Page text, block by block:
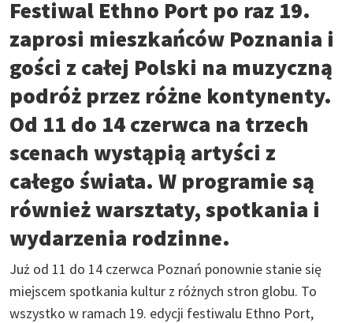
Festiwal Ethno Port po raz 19.
zaprosi mieszkańców Poznania i
gości z całej Polski na muzyczną
podróż przez różne kontynenty.
Od 11 do 14 czerwca na trzech
scenach wystąpią artyści z
całego świata. W programie są
również warsztaty, spotkania i
wydarzenia rodzinne.
Już od 11 do 14 czerwca Poznań ponownie stanie się
miejscem spotkania kultur z różnych stron globu. To
wszystko w ramach 19. edycji festiwalu Ethno Port,